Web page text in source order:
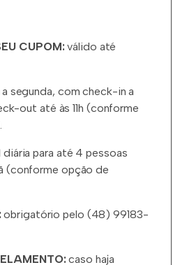
CUPOM:válido até
segunda, com check-in a
out até às 11h (conforme
diária para até 4 pessoas
(conforme opção de
obrigatório pelo (48) 99183-
caso haja